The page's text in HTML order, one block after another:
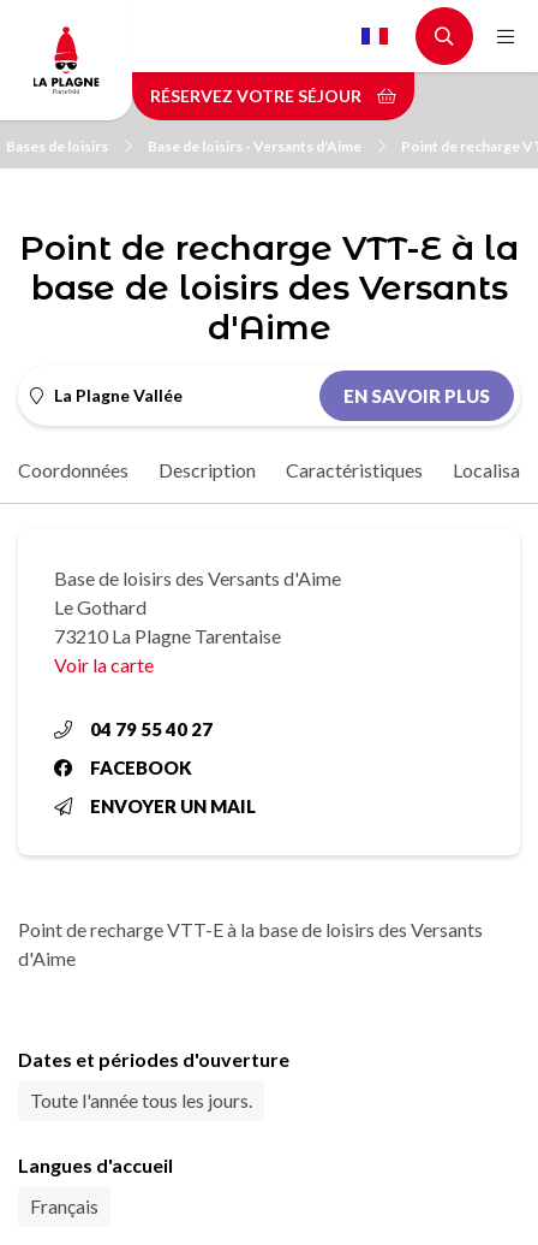
contenu
principal
RÉSERVEZ VOTRE SÉJOUR
Bases de loisirs Base de loisirs - Versants d'Aime Point de recharge
Point de recharge VTT-E à la
base de loisirs des Versants
d'Aime
La Plagne Vallée EN SAVOIR PLUS
Coordonnées Description Caractéristiques
Base de loisirs des Versants d'Aime
Le Gothard
73210 La Plagne Tarentaise
Voir la carte
04 79 55 40 27
FACEBOOK
ENVOYER UN MAIL
Point de recharge VTT-E à la base de loisirs des Versants
d'Aime
Dates et périodes d'ouverture
Toute l'année tous les jours.
Langues d'accueil
Français